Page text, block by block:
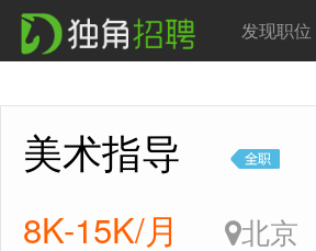
发现职位
美术指导
8K-15K/月 北京